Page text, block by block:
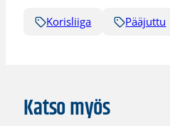
Korisliiga Pääjuttu
Katso myös